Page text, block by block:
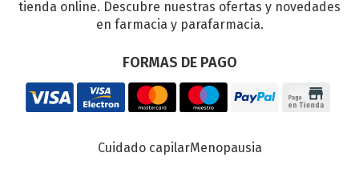
tienda online. Descubre nuestras ofertas y novedades
en farmacia y parafarmacia.
FORMAS DE PAGO
Cuidado capilarMenopausia